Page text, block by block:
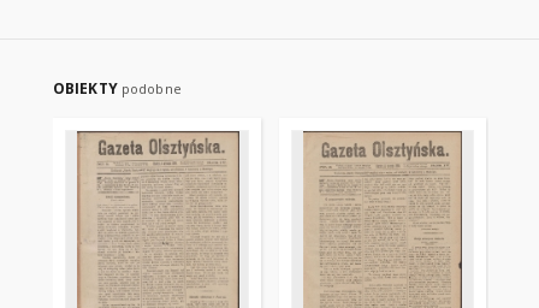
OBIEKTY podobne